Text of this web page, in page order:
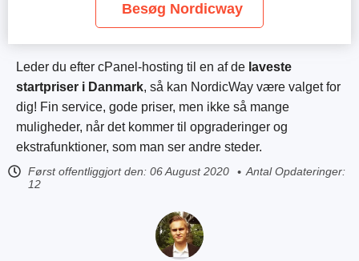
Leder du efter cPanel-hosting til en af de laveste
startpriser i Danmark, så kan NordicWay være valget for
dig! Fin service, gode priser, men ikke så mange
muligheder, når det kommer til opgraderinger og
ekstrafunktioner, som man ser andre steder.
Først offentliggjort den: 06 August 2020
Antal Opdateringer:
12
Besøg Nordicway